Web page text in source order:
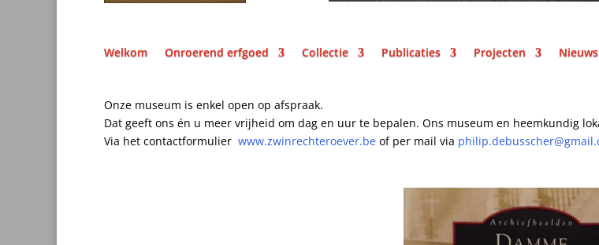
Welkom Onroerend erfgoed Collectie Publicaties Projecten Nieuws
Onze museum is enkel open op afspraak.
Dat geeft ons én u meer vrijheid om dag en uur te bepalen. Ons museum en heemkundig
Via het contactformulier www.zwinrechteroever.be of per mail via